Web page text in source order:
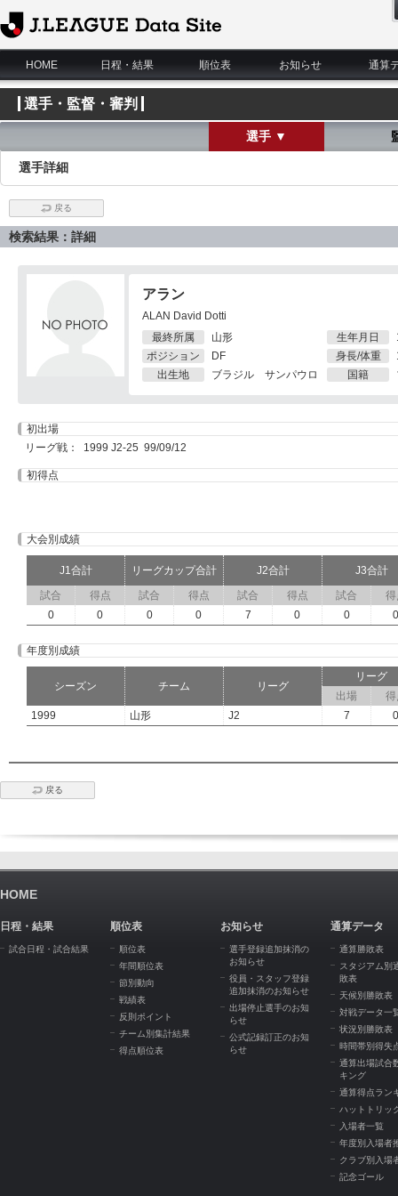
J.League Data Site
HOME
日程・結果 順位表 お知らせ 通算
選手・監督・審判
選手 ▼
選手詳細
戻る
検索結果：詳細
アラン
ALAN David Dotti
最終所属
山形
ポジション
DF
出生地
ブラジル サンパウロ
生年月日
身長/体重
国籍
初出場
リーグ戦： 1999 J2-25 99/09/12
初得点
大会別成績
J1合計 リーグカップ合計 J2合計
J3合計
試合
得点 試合 得点 試合 得点 試合
得
0
0 0 0 7 0 0 0
年度別成績
シーズン チーム リーグ
リーグ
出場
得
1999
山形 J2 7 0
戻る
HOME
日程・結果
試合日程・試合結果
順位表
順位表
年間順位表
節別動向
戦績表
反則ポイント
チーム別集計結果
得点順位表
お知らせ
選手登録追加抹消の
お知らせ
役員・スタッフ登録
追加抹消のお知らせ
出場停止選手のお知
らせ
公式記録訂正のお知
らせ
通算データ
通算勝敗表
スタジアム別
敗表
天候別勝敗表
対戦データ一
状況別勝敗表
時間帯別得失
通算出場試合
キング
通算得点ラン
ハットトリッ
入場者一覧
年度別入場者
クラブ別入場
記念ゴール